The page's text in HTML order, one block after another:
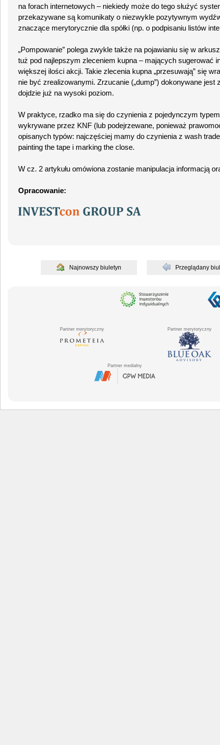
na forach internetowych – niekiedy może do tego służyć
przekazywane są komunikaty o niezwykle pozytywnym
znaczące merytorycznie dla spółki (np. o podpisaniu listów
„Pompowanie” polega zwykle także na pojawianiu się w
tuż pod najlepszym zleceniem kupna – mających sugerować
większej ilości akcji. Takie zlecenia kupna „przesuwają” się
nie być zrealizowanymi. Zrzucanie („dump”) dokonywane
dojdzie już na wysoki poziom.
W praktyce, rzadko ma się do czynienia z pojedynczym
wykrywane przez KNF (lub podejrzewane, ponieważ
opisanych typów: najczęściej mamy do czynienia z wash
painting the tape i marking the close.
W cz. 2 artykułu omówiona zostanie manipulacja informacją
Opracowanie:
Najnowszy biuletyn Przeglądany
Partner merytoryczny Partner merytoryczny
Partner medialny